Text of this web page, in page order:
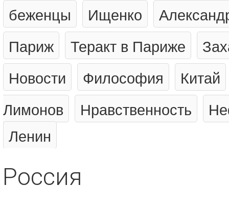
беженцы
Ищенко
Париж
Теракт в Париже
Новости
Философия
Китай
Лимонов
Нравственность
Ленин
Россия